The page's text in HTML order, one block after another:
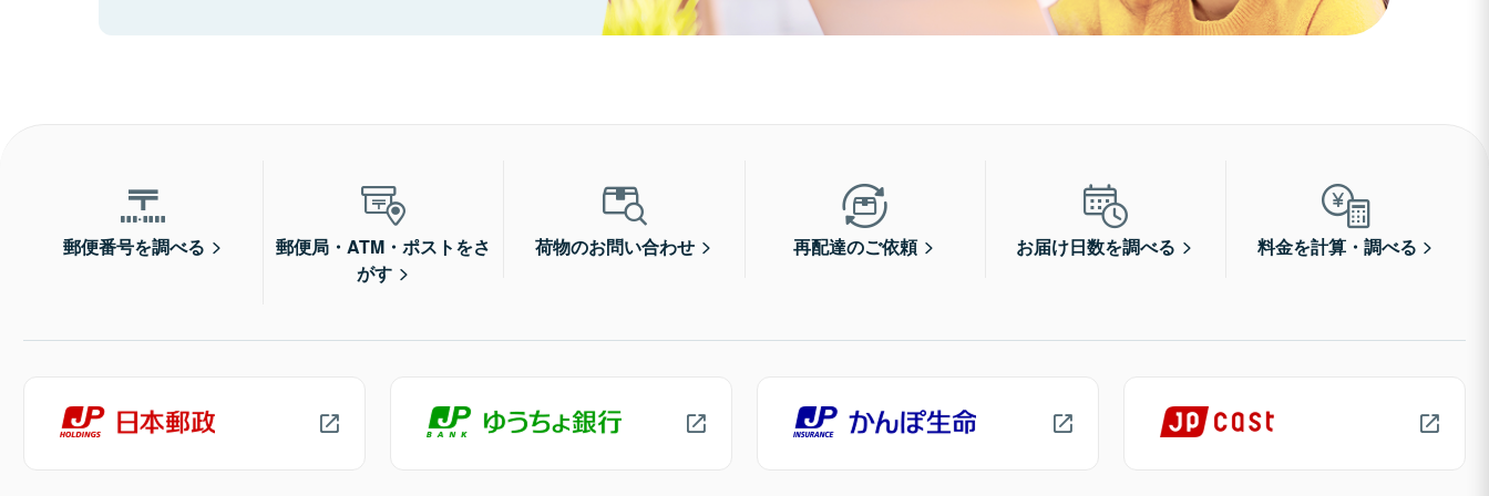
郵便番号を調べる
郵便局・ATM・ポストをさ
がす
荷物のお問い合わせ 再配達のご依頼 お届け日数を調べる 料金を計算・調べる